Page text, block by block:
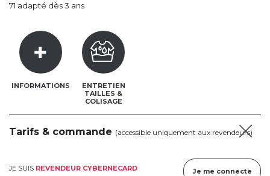
71 adapté dès 3 ans
INFORMATIONS
ENTRETIEN
TAILLES &
COLISAGE
Tarifs & commande (accessible uniquement aux revendeurs)
JE SUIS REVENDEUR CYBERNECARD Je me connecte